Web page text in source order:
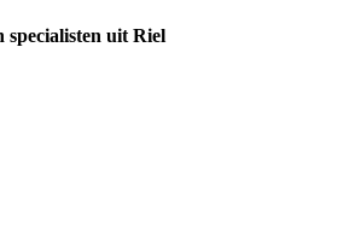
specialisten uit Riel